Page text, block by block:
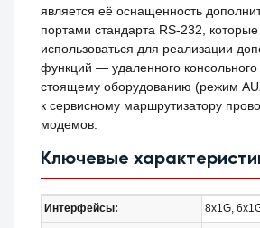
является её оснащенность
портами стандарта RS-232, которые
использоваться для реализации
функций — удаленного
стоящему оборудованию (режим
к сервисному маршрутизатору
модемов.
Ключевые
Интерфейсы: 8x1G,